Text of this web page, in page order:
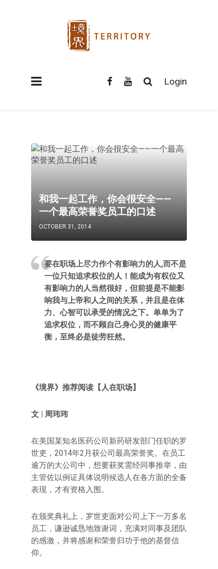
Login
和我一起工作，你会很安全——
一个最高荣誉奖员工的口述
OCTOBER 31, 2014
要在职场上尽力作个有影响力的人,而不是
一位只知追求权位的人！能成为有权位又
有影响力的人当然很好，但前提是不能影
响我与上帝和人之间的关系，并且是在体
力、心智可以承受的情况之下。单单为了
追求权位，而不顾自己身心灵的健康平
衡，至终必是徒劳枉然。
《境界》推荐阅读【人在职场】
文 | 周玮玮
在美国某知名医药公司新药研发部门任职的罗
世吏，2014年2月获公司最高荣誉奖。在员工
逾万的大公司中，想要获奖需经同事推举，由
主管佐以例证具体说明候选人在各方面的全备
表现，才有资格入围。
在颁奖典礼上，罗世吏面对公司上下一万多名
员工，谦逊诚恳地致谢词，充满对同事及团队
的感激，并将感谢和荣誉归功于他的基督信
仰。